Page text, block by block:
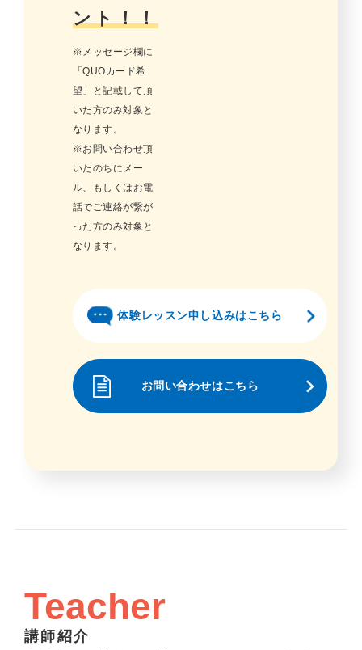
ント！！
※メッセージ欄に
「QUOカード希
望」と記載して頂
いた方のみ対象と
なります。
※お問い合わせ頂
いたのちにメー
ル、もしくはお電
話でご連絡が繋が
った方のみ対象と
なります。
体験レッスン申し込みはこちら
お問い合わせはこちら
Teacher
講師紹介